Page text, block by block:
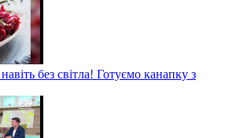
без світла! Готуємо канапку з